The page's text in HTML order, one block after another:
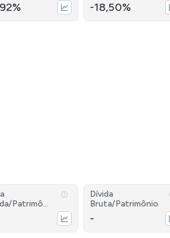
-18,50%
Patrimôni
Dívida
Bruta/Patrimônio
-